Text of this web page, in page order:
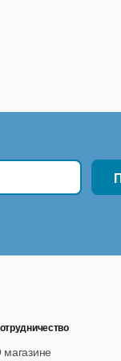
технической